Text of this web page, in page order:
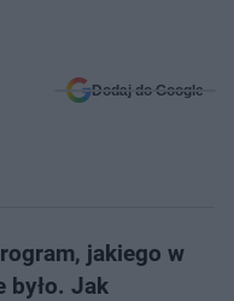
Dodaj do Google
jakiego w
było. Jak